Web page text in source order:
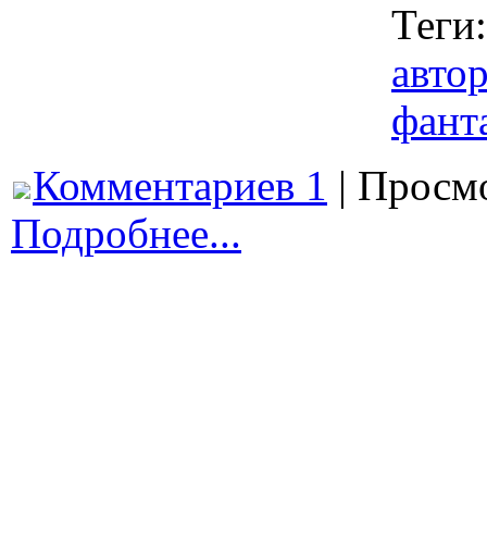
Комментариев 1 |
Подробнее...